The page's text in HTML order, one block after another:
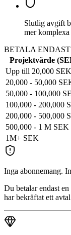
Slutlig avgift
mer komplexa
BETALA
Projektvärde
Upp till 20,000 SEK
20,000 - 50,000
50,000 - 100,000
100,000 - 200,000
200,000 - 500,000
500,000 - 1 M SEK
1M+ SEK
Inga abonnemang.
Du betalar endast
har bekräftat ett